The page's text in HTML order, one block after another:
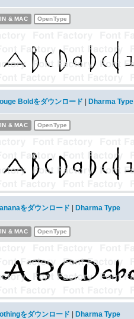
& MAC OpenType
Boldをダウンロード Dharma Type
& MAC OpenType
をダウンロード Dharma Type
& MAC OpenType
をダウンロード Dharma Type